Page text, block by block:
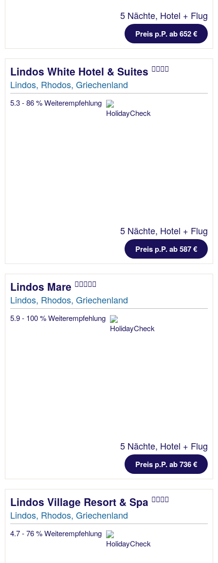
5 Nächte, Hotel + Flug
Preis p.P. ab 652 €
Lindos White Hotel & Suites
Lindos, Rhodos, Griechenland
5.3 - 86 % Weiterempfehlung
5 Nächte, Hotel + Flug
Preis p.P. ab 587 €
Lindos Mare
Lindos, Rhodos, Griechenland
5.9 - 100 % Weiterempfehlung
5 Nächte, Hotel + Flug
Preis p.P. ab 736 €
Lindos Village Resort & Spa
Lindos, Rhodos, Griechenland
4.7 - 76 % Weiterempfehlung